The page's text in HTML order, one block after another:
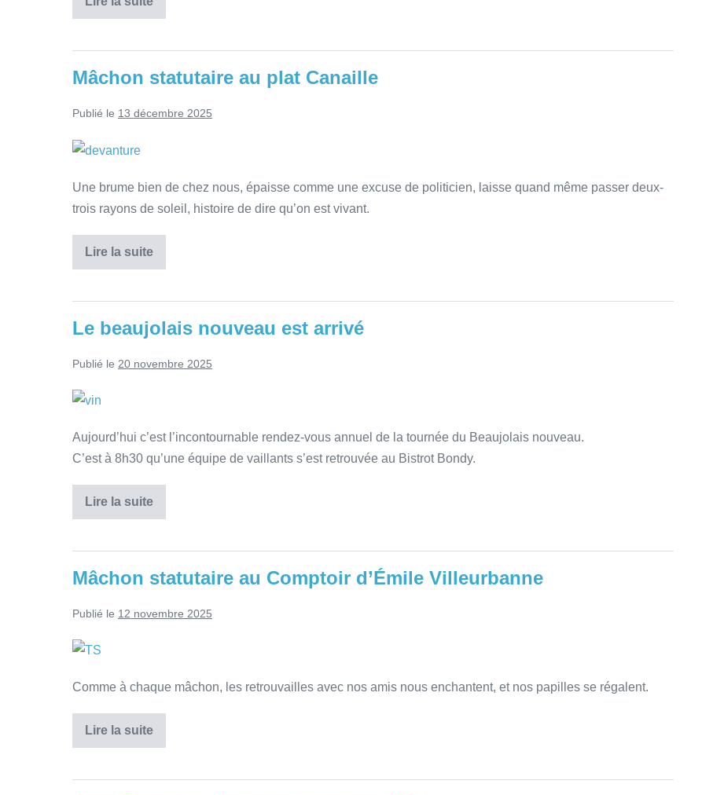
Mâchon statutaire au plat Canaille
Publié le 13 décembre 2025
Une brume bien de chez nous, épaisse comme une excuse de politicien, laisse quand même passer deux-
trois rayons de soleil, histoire de dire qu’on est vivant.
Lire la suite
Le beaujolais nouveau est arrivé
Publié le 20 novembre 2025
Aujourd’hui c’est l’incontournable rendez-vous annuel de la tournée du Beaujolais nouveau.
C’est à 8h30 qu’une équipe de vaillants s’est retrouvée au Bistrot Bondy.
Lire la suite
Mâchon statutaire au Comptoir d’Émile Villeurbanne
Publié le 12 novembre 2025
Comme à chaque mâchon, les retrouvailles avec nos amis nous enchantent, et nos papilles se régalent.
Lire la suite